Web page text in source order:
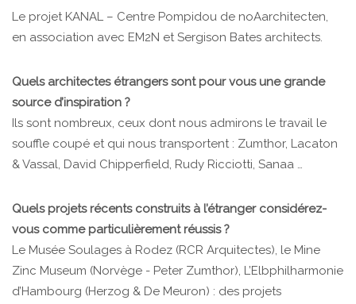
Le projet KANAL – Centre Pompidou de noAarchitecten,
en association avec EM2N et Sergison Bates architects.
Quels architectes étrangers sont pour vous une grande
source d’inspiration ?
Ils sont nombreux, ceux dont nous admirons le travail le
souffle coupé et qui nous transportent : Zumthor, Lacaton
& Vassal, David Chipperfield, Rudy Ricciotti, Sanaa …
Quels projets récents construits à l’étranger considérez-
vous comme particulièrement réussis ?
Le Musée Soulages à Rodez (RCR Arquitectes), le Mine
Zinc Museum (Norvège - Peter Zumthor), L’Elbphilharmonie
d’Hambourg (Herzog & De Meuron) : des projets